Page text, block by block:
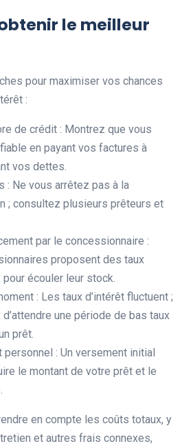
le meilleur
pour maximiser vos chances
:
de crédit : Montrez que vous
en payant vos factures à
vos dettes.
: Ne vous arrêtez pas à la
; consultez plusieurs prêteurs et
par le concessionnaire :
proposent des taux
pour écouler leur stock.
: Les taux d’intérêt fluctuent ;
une période de bas taux
prêt.
personnel : Un versement initial
le montant de votre prêt et le
en compte les coûts totaux, y
et autres frais connexes,